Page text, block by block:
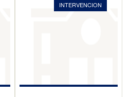
INTERVENCION